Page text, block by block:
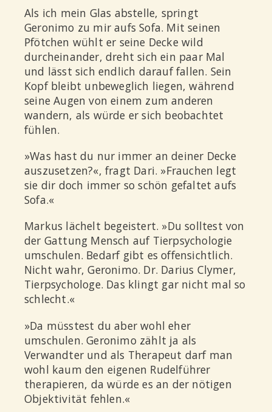
Als ich mein Glas abstelle, springt
Geronimo zu mir aufs Sofa. Mit seinen
Pfötchen wühlt er seine Decke wild
durcheinander, dreht sich ein paar Mal
und lässt sich endlich darauf fallen. Sein
Kopf bleibt unbeweglich liegen, während
seine Augen von einem zum anderen
wandern, als würde er sich beobachtet
fühlen.
»Was hast du nur immer an deiner Decke
auszusetzen?«, fragt Dari. »Frauchen legt
sie dir doch immer so schön gefaltet aufs
Sofa.«
Markus lächelt begeistert. »Du solltest von
der Gattung Mensch auf Tierpsychologie
umschulen. Bedarf gibt es offensichtlich.
Nicht wahr, Geronimo. Dr. Darius Clymer,
Tierpsychologe. Das klingt gar nicht mal so
schlecht.«
»Da müsstest du aber wohl eher
umschulen. Geronimo zählt ja als
Verwandter und als Therapeut darf man
wohl kaum den eigenen Rudelführer
therapieren, da würde es an der nötigen
Objektivität fehlen.«